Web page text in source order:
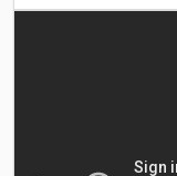
kopējais garums:7
ABS, EBS